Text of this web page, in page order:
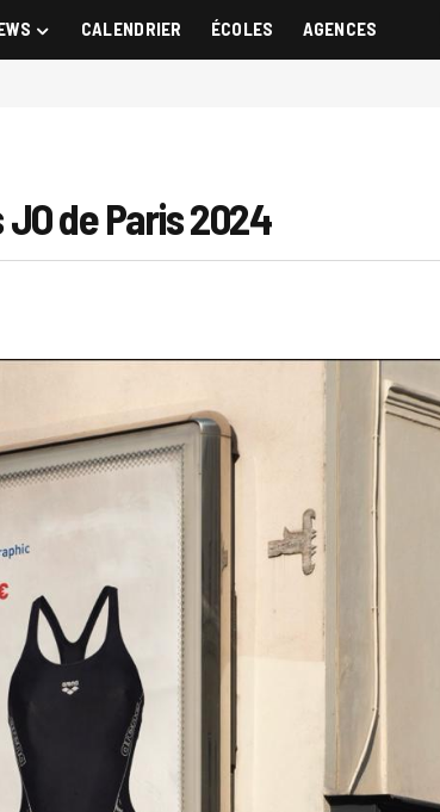
CALENDRIER ÉCOLES AGENCES
de Paris 2024